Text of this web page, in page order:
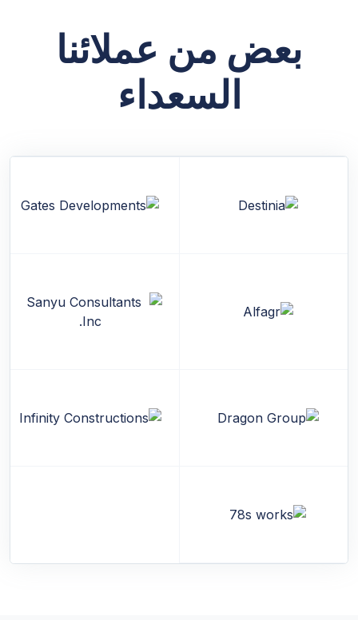
بعض من عملائنا
السعداء